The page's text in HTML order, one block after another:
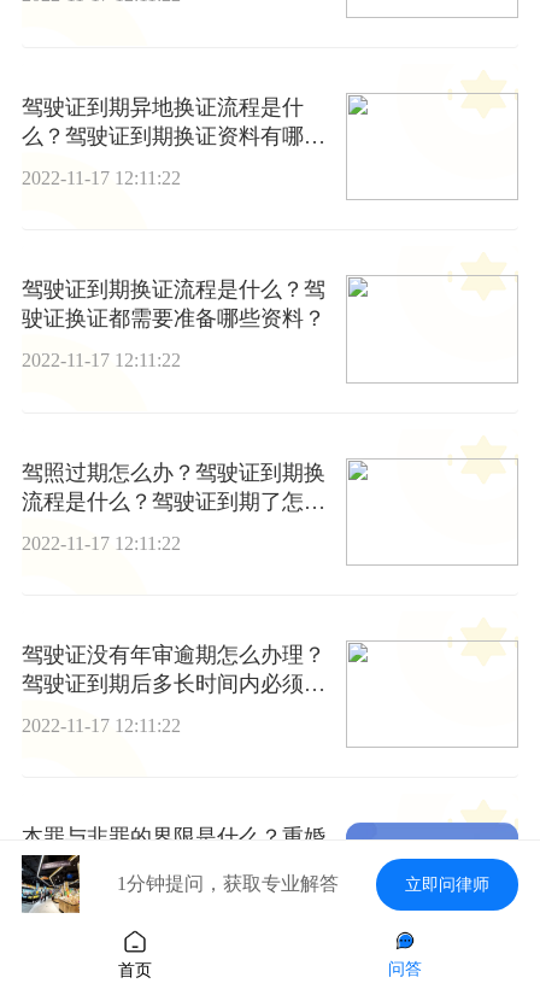
驾驶证到期异地换证流程是什
么？驾驶证到期换证资料有哪
2022-11-17 12:11:22
驾驶证到期换证流程是什么？驾
驶证换证都需要准备哪些资料？
2022-11-17 12:11:22
驾照过期怎么办？驾驶证到期换
流程是什么？驾驶证到期了怎么
2022-11-17 12:11:22
驾驶证没有年审逾期怎么办理？
驾驶证到期后多长时间内必须换
2022-11-17 12:11:22
本罪与非罪的界限是什么？重婚
罪法律意见有哪些？重婚罪是如
何认定的？
2022-11-17 12:11:22
1分钟提问，获取专业解答 立即问律师
首页 问答